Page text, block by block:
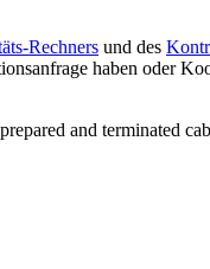
Rechners und des
haben oder
and terminated